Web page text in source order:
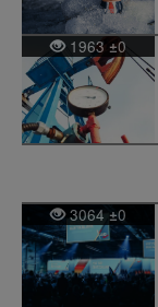
1963 ±0
3064 ±0